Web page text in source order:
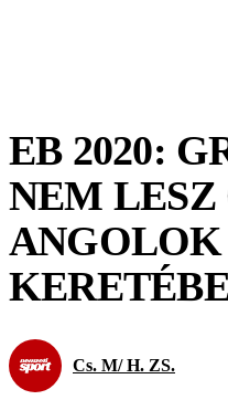
EB 2020:
NEM LESZ
Cs. M/ H. ZS.